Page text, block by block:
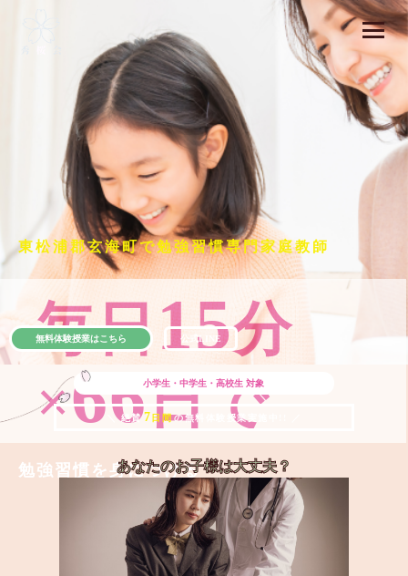
東松浦郡玄海町で勉強習慣専門家庭教師
毎日15分
×66日で
勉強習慣を身につける
小学生・中学生・高校生 対象
＼ 絶賛 7 日間の無料体験授業実施中!! ／
無料体験授業はこちら 公式LINE
あなたのお子様は大丈夫？